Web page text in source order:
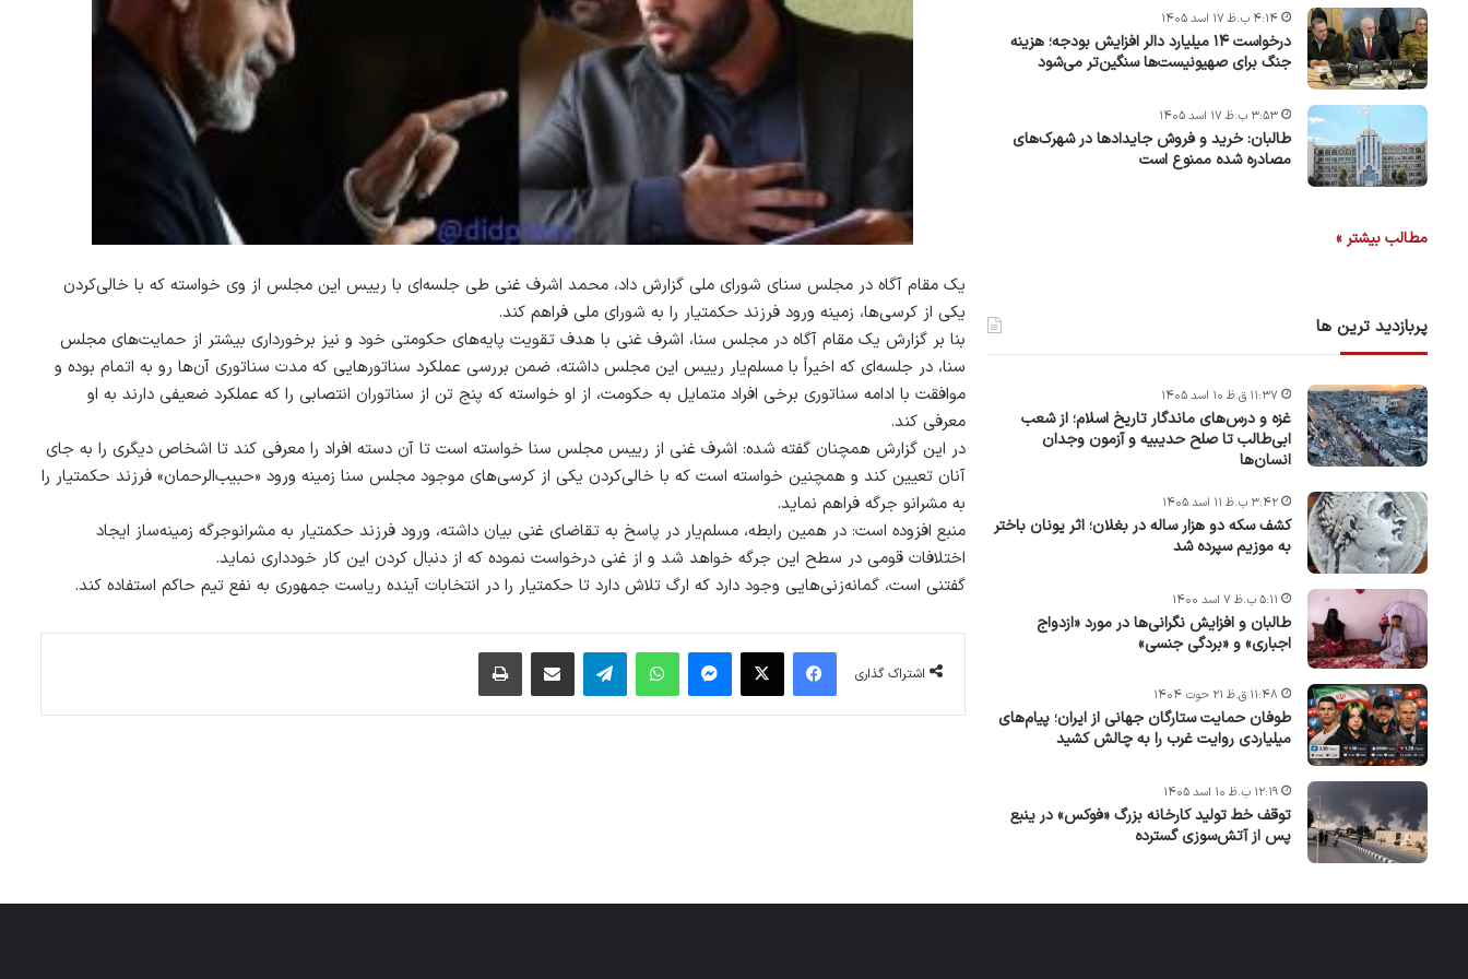
یک مقام آگاه در مجلس سنای شورای ملی گزارش داد، محمد اشرف غنی طی جلسه‌ای با رییس این مجلس از وی خواسته که با خالی‌کردن
یکی از کرسی‌ها، زمینه ورود فرزند حکمتیار را به شورای ملی فراهم کند.
بنا بر گزارش یک مقام آگاه در مجلس سنا، اشرف غنی با هدف تقویت پایه‌های حکومتی خود و نیز برخورداری بیشتر از حمایت‌های مجلس
سنا، در جلسه‌ای که اخیراً با مسلم‌یار رییس این مجلس داشته، ضمن بررسی عملکرد سناتورهایی که مدت سناتوری آن‌ها رو به اتمام بوده و
موافقت با ادامه سناتوری برخی افراد متمایل به حکومت، از او خواسته که پنج تن از سناتوران انتصابی را که عملکرد ضعیفی دارند به او
معرفی کند.
در این گزارش همچنان گفته شده: اشرف غنی از رییس مجلس سنا خواسته است تا آن دسته افراد را معرفی کند تا اشخاص دیگری را به جای
آنان تعیین کند و همچنین خواسته است که با خالی‌کردن یکی از کرسی‌های موجود مجلس سنا زمینه ورود «حبیب‌الرحمان» فرزند حکمتیار را
به مشرانو جرگه فراهم نماید.
منبع افزوده است: در همین رابطه، مسلم‌یار در پاسخ به تقاضای غنی بیان داشته، ورود فرزند حکمتیار به مشرانوجرگه زمینه‌ساز ایجاد
اختلافات قومی در سطح این جرگه خواهد شد و از غنی درخواست نموده که از دنبال کردن این کار خودداری نماید.
گفتنی است، گمانه‌زنی‌هایی وجود دارد که ارگ تلاش دارد تا حکمتیار را در انتخابات آینده ریاست جمهوری به نفع تیم حاکم استفاده کند.
اشتراک گذاری
فیس بوک X پیام رسان واتس آپ تلگرام اشتراک گذاری از طریق ایمیل
درخواست ۱۴ میلیارد دالر افزایش بودجه؛ هزینه
جنگ برای صهیونیست‌ها سنگین‌تر می‌شود
۴:۱۴ ب.ظ ۱۷ اسد ۱۴۰۵
طالبان: خرید و فروش جایدادها در شهرک‌های
مصادره شده ممنوع است
۳:۵۳ ب.ظ ۱۷ اسد ۱۴۰۵
مطالب بیشتر »
پربازدید ترین ها
غزه و درس‌های ماندگار تاریخ اسلام؛ از شعب
ابی‌طالب تا صلح حدیبیه و آزمون وجدان
انسان‌ها
۱۱:۳۷ ق.ظ ۱۰ اسد ۱۴۰۵
کشف سکه دو هزار ساله در بغلان؛ اثر یونان باختر
به موزیم سپرده شد
۳:۴۲ ب.ظ ۱۱ اسد ۱۴۰۵
طالبان و افزایش نگرانی‌ها در مورد «ازدواج
اجباری» و «بردگی جنسی»
۵:۱۱ ب.ظ ۷ اسد ۱۴۰۰
طوفان حمایت ستارگان جهانی از ایران؛ پیام‌های
میلیاردی روایت غرب را به چالش کشید
۱۱:۴۸ ق.ظ ۲۱ حوت ۱۴۰۴
توقف خط تولید کارخانه بزرگ «فوکس» در ینبع
پس از آتش‌سوزی گسترده
۱۲:۱۹ ب.ظ ۱۰ اسد ۱۴۰۵